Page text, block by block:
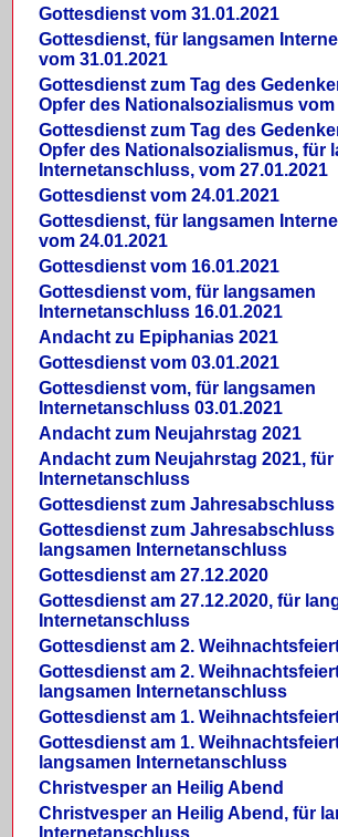
Gottesdienst vom 31.01.2021
Gottesdienst, für langsamen
vom 31.01.2021
Gottesdienst zum Tag des
Opfer des Nationalsozialismus vom
Gottesdienst zum Tag des
Opfer des Nationalsozialismus, für
Internetanschluss, vom 27.01.2021
Gottesdienst vom 24.01.2021
Gottesdienst, für langsamen
vom 24.01.2021
Gottesdienst vom 16.01.2021
Gottesdienst vom, für langsamen
Internetanschluss 16.01.2021
Andacht zu Epiphanias 2021
Gottesdienst vom 03.01.2021
Gottesdienst vom, für langsamen
Internetanschluss 03.01.2021
Andacht zum Neujahrstag 2021
Andacht zum Neujahrstag 2021,
Internetanschluss
Gottesdienst zum Jahresabschluss
Gottesdienst zum Jahresabschluss
langsamen Internetanschluss
Gottesdienst am 27.12.2020
Gottesdienst am 27.12.2020, für
Internetanschluss
Gottesdienst am 2.
Gottesdienst am 2.
langsamen Internetanschluss
Gottesdienst am 1.
Gottesdienst am 1.
langsamen Internetanschluss
Christvesper an Heilig Abend
Christvesper an Heilig Abend, für